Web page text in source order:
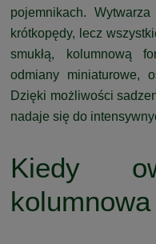
pojemnikach.
krótkopędy, lecz
smukłą, kolumnową
odmiany miniaturowe,
Dzięki możliwości
nadaje się do
Kiedy